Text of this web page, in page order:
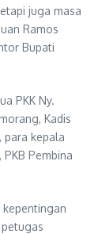
juga masa
Ramos
Bupati
PKK Ny.
Kadis
para kepala
PKB Pembina